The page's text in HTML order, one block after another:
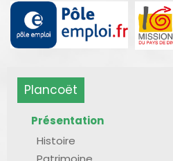
Plancoët
Présentation
Histoire